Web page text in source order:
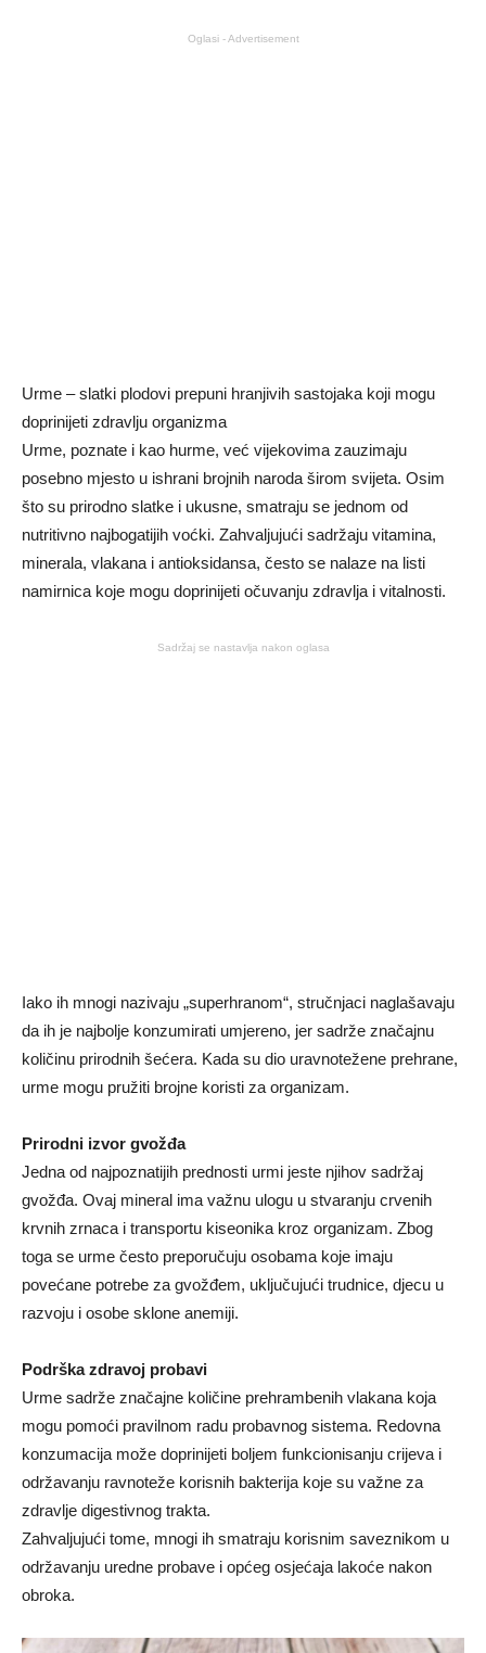
Oglasi - Advertisement
Urme – slatki plodovi prepuni hranjivih sastojaka koji mogu
doprinijeti zdravlju organizma
Urme, poznate i kao hurme, već vijekovima zauzimaju
posebno mjesto u ishrani brojnih naroda širom svijeta. Osim
što su prirodno slatke i ukusne, smatraju se jednom od
nutritivno najbogatijih voćki. Zahvaljujući sadržaju vitamina,
minerala, vlakana i antioksidansa, često se nalaze na listi
namirnica koje mogu doprinijeti očuvanju zdravlja i vitalnosti.
Sadržaj se nastavlja nakon oglasa
Iako ih mnogi nazivaju „superhranom“, stručnjaci naglašavaju
da ih je najbolje konzumirati umjereno, jer sadrže značajnu
količinu prirodnih šećera. Kada su dio uravnotežene prehrane,
urme mogu pružiti brojne koristi za organizam.
Prirodni izvor gvožđa
Jedna od najpoznatijih prednosti urmi jeste njihov sadržaj
gvožđa. Ovaj mineral ima važnu ulogu u stvaranju crvenih
krvnih zrnaca i transportu kiseonika kroz organizam. Zbog
toga se urme često preporučuju osobama koje imaju
povećane potrebe za gvožđem, uključujući trudnice, djecu u
razvoju i osobe sklone anemiji.
Podrška zdravoj probavi
Urme sadrže značajne količine prehrambenih vlakana koja
mogu pomoći pravilnom radu probavnog sistema. Redovna
konzumacija može doprinijeti boljem funkcionisanju crijeva i
održavanju ravnoteže korisnih bakterija koje su važne za
zdravlje digestivnog trakta.
Zahvaljujući tome, mnogi ih smatraju korisnim saveznikom u
održavanju uredne probave i općeg osjećaja lakoće nakon
obroka.